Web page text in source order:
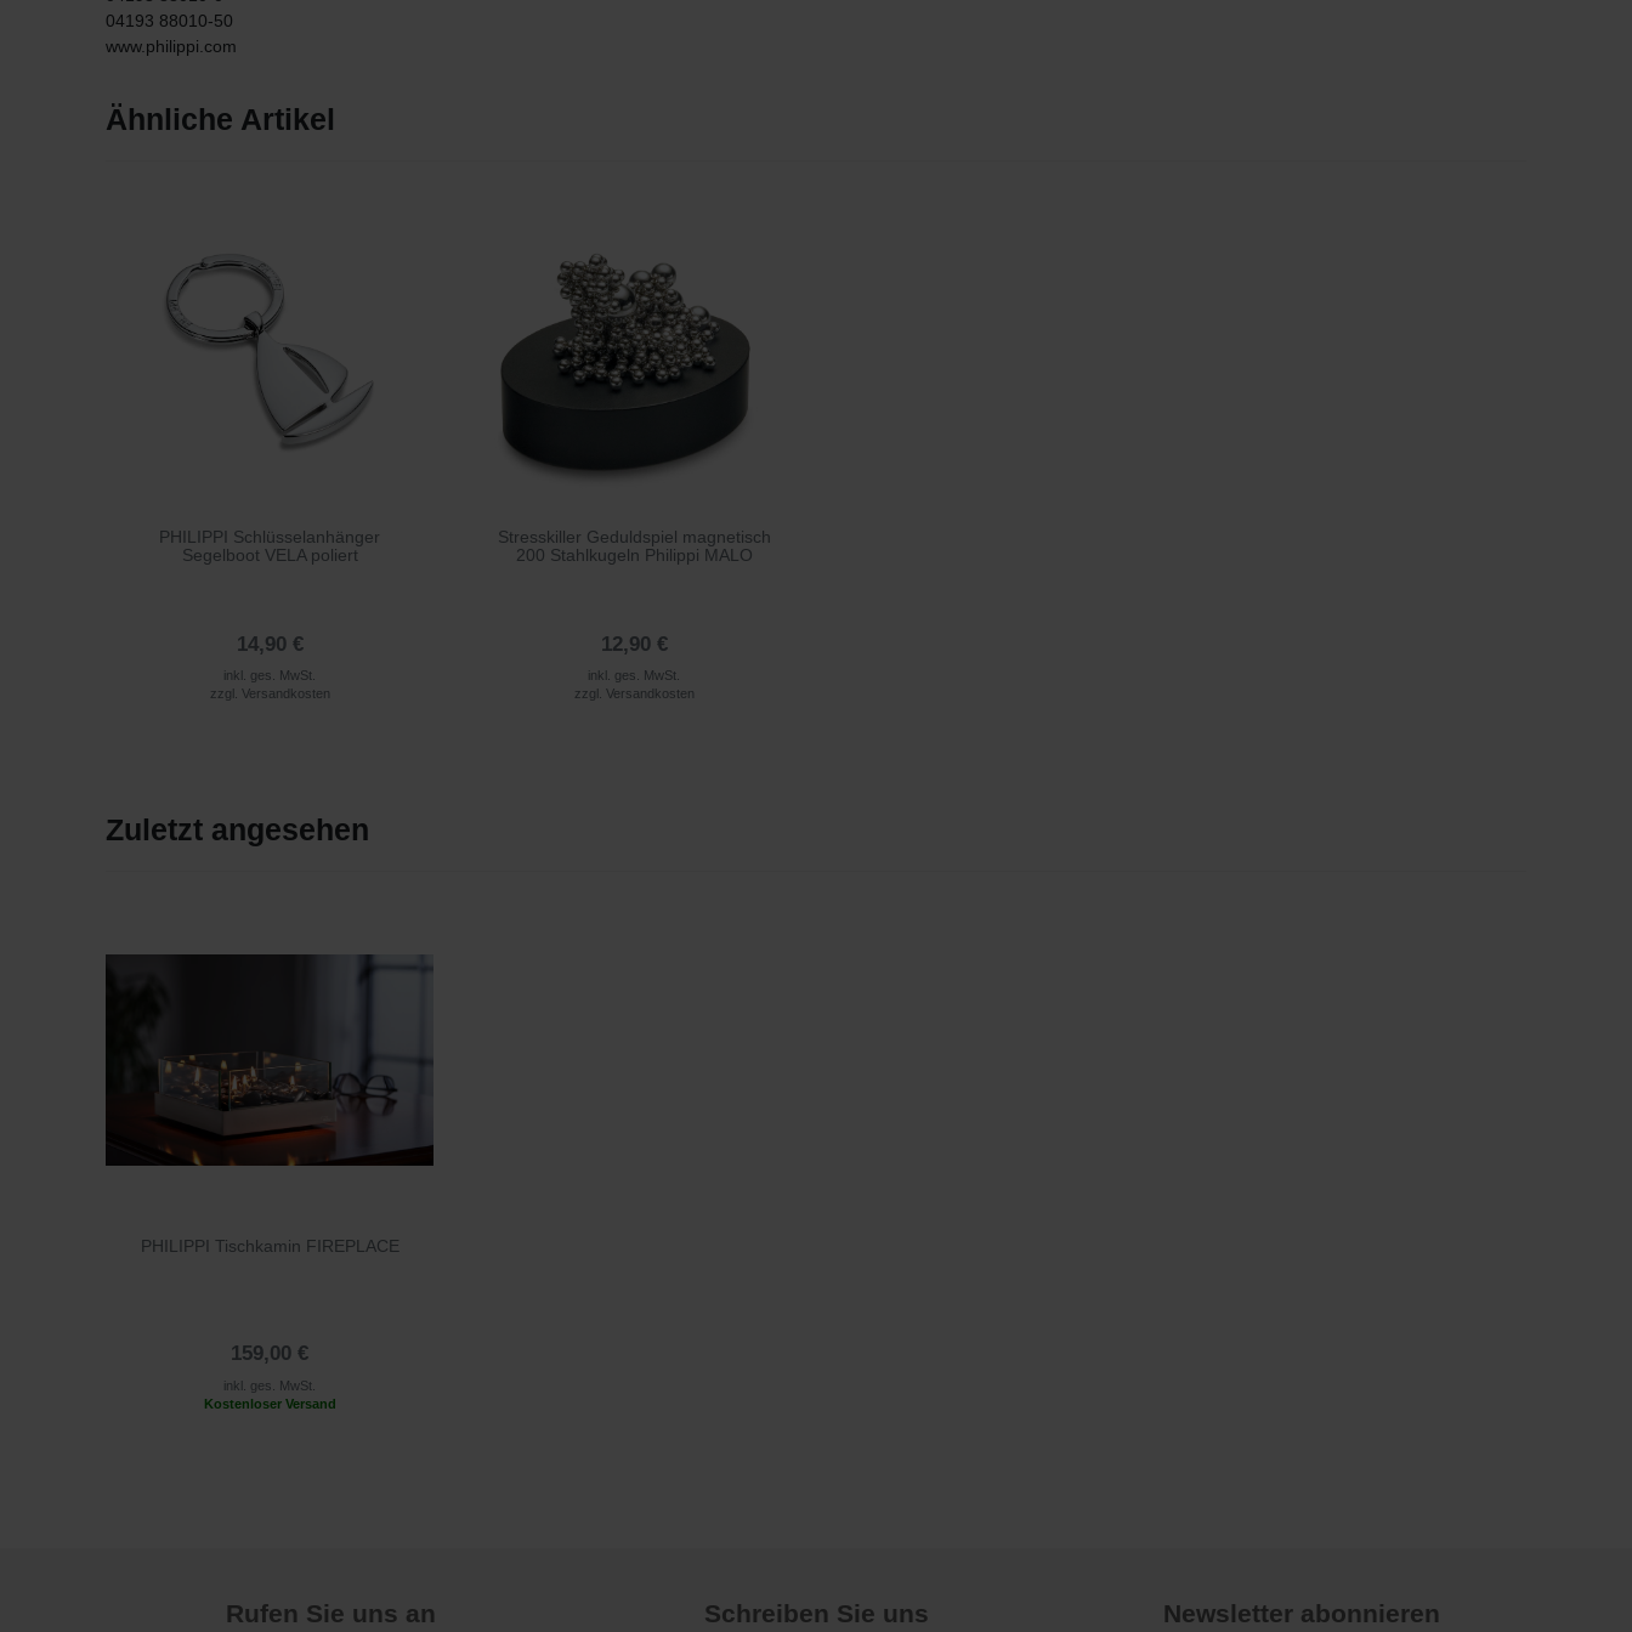
04193 88010-50
www.philippi.com
Ähnliche Artikel
PHILIPPI Schlüsselanhänger
Segelboot VELA poliert
14,90 €
inkl. ges. MwSt.
zzgl. Versandkosten
Stresskiller Geduldspiel magnetisch
200 Stahlkugeln Philippi MALO
12,90 €
inkl. ges. MwSt.
zzgl. Versandkosten
Zuletzt angesehen
PHILIPPI Tischkamin FIREPLACE
159,00 €
inkl. ges. MwSt.
Kostenloser Versand
Rufen Sie uns an Schreiben Sie uns Newsletter abonnieren